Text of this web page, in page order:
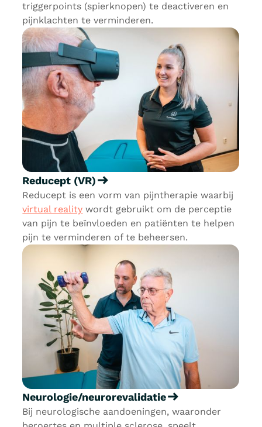
triggerpoints (spierknopen) te deactiveren en
pijnklachten te verminderen.
Reducept (VR)
Reducept is een vorm van pijntherapie waarbij
virtual reality wordt gebruikt om de perceptie
van pijn te beïnvloeden en patiënten te helpen
pijn te verminderen of te beheersen.
Neurologie/neurorevalidatie
Bij neurologische aandoeningen, waaronder